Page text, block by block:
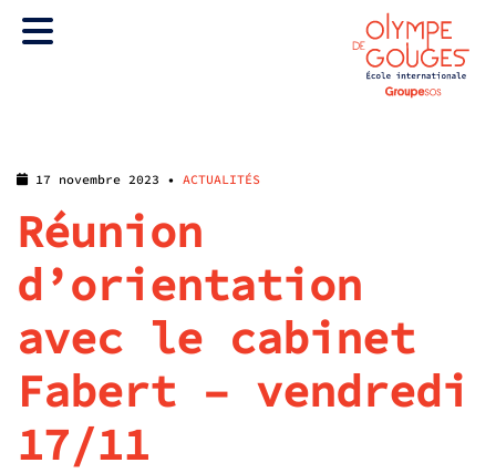
17 novembre 2023 • ACTUALITÉS
Réunion
d’orientation
avec le cabinet
Fabert – vendredi
17/11